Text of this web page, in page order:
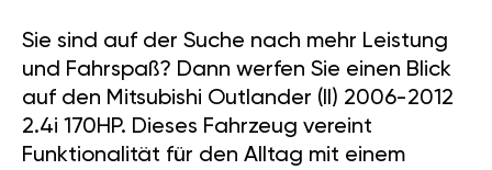
Sie sind auf der Suche nach mehr Leistung
und Fahrspaß? Dann werfen Sie einen Blick
auf den Mitsubishi Outlander (II) 2006-2012
2.4i 170HP. Dieses Fahrzeug vereint
Funktionalität für den Alltag mit einem